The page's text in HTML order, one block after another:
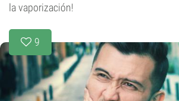
la vaporización!
9